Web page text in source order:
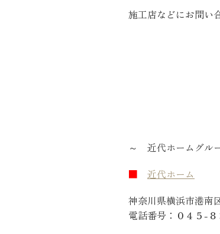
施工店などにお問い
～ 近代ホームグ
■
近代ホーム
神奈川県横浜市港南
電話番号：０４５-